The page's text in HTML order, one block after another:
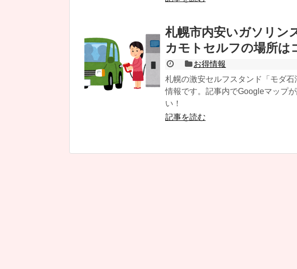
札幌市内安いガソリン
カモトセルフの場所は
お得情報
札幌の激安セルフスタンド「モダ
情報です。記事内でGoogleマップ
い！
記事を読む